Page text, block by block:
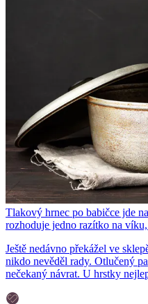
Tlakový hrnec po babičce jde
rozhoduje jedno razítko na
Ještě nedávno překážel ve
nikdo nevěděl rady. Otlučený
nečekaný návrat. U hrstky